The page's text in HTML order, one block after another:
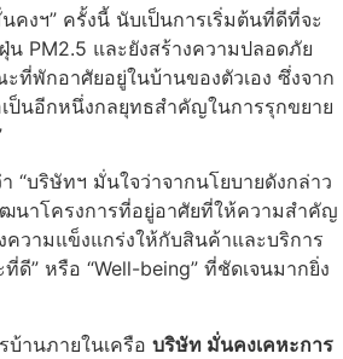
คงฯ” ครั้งนี้ นับเป็นการเริ่มต้นที่ดีที่จะ
น PM2.5 และยังสร้างความปลอดภัย
ที่พักอาศัยอยู่ในบ้านของตัวเอง ซึ่งจาก
ป็นอีกหนึ่งกลยุทธสำคัญในการรุกขยาย
“บริษัทฯ มั่นใจว่าจากนโยบายดังกล่าว
นาโครงการที่อยู่อาศัยที่ให้ความสำคัญ
วามแข็งแกร่งให้กับสินค้าและบริการ
ดี” หรือ “Well-being” ที่ชัดเจนมากยิ่ง
บ้านภายในเครือ บริษัท มั่นคงเคหะการ